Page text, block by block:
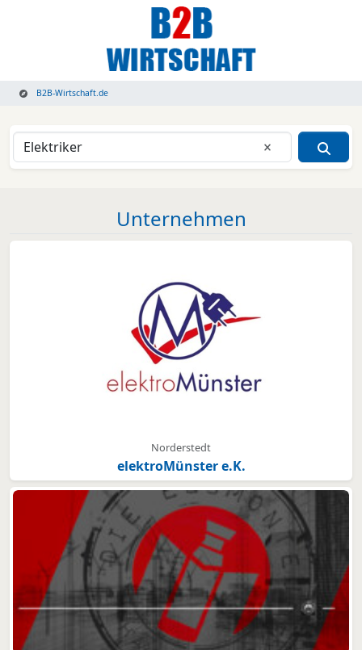
B2B-Wirtschaft.de
Eingabe
Unternehmen
Norderstedt
elektroMünster e.K.